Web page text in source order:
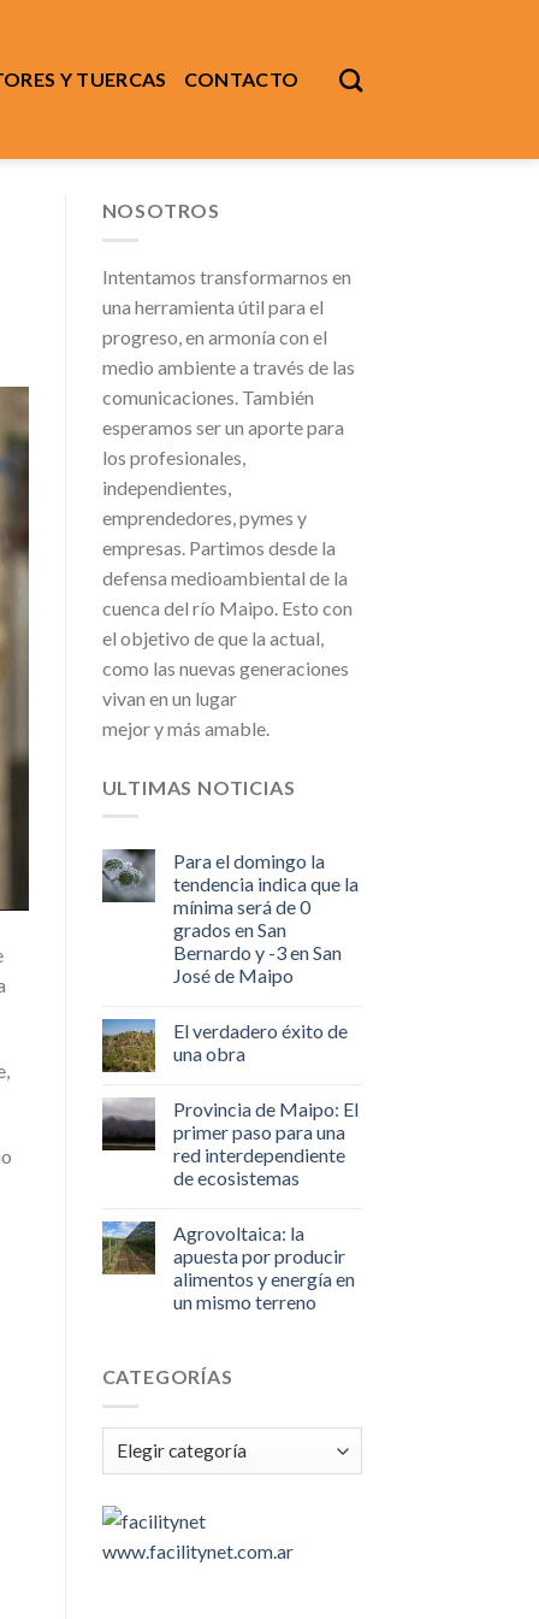
Y TUERCAS CONTACTO
NOSOTROS
Intentamos transformarnos en
una herramienta útil para el
progreso, en armonía con el
medio ambiente a través de las
comunicaciones. También
esperamos ser un aporte para
los profesionales,
independientes,
emprendedores, pymes y
empresas. Partimos desde la
defensa medioambiental de la
cuenca del río Maipo. Esto con
el objetivo de que la actual,
como las nuevas generaciones
vivan en un lugar
mejor y más amable.
ULTIMAS NOTICIAS
Para el domingo la
tendencia indica que la
mínima será de 0
grados en San
Bernardo y -3 en San
José de Maipo
El verdadero éxito de
una obra
Provincia de Maipo: El
primer paso para una
red interdependiente
de ecosistemas
Agrovoltaica: la
apuesta por producir
alimentos y energía en
un mismo terreno
CATEGORÍAS
Categorías
www.facilitynet.com.ar